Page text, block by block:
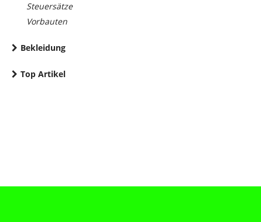
Steuersätze
Vorbauten
Bekleidung
Top Artikel